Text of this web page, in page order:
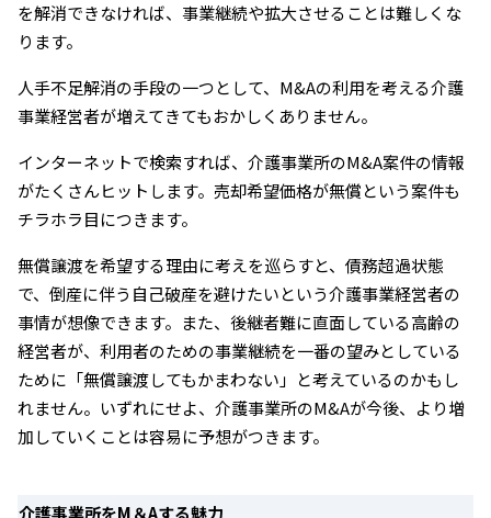
を解消できなければ、事業継続や拡大させることは難しくな
ります。
人手不足解消の手段の一つとして、M&Aの利用を考える介護
事業経営者が増えてきてもおかしくありません。
インターネットで検索すれば、介護事業所のM&A案件の情報
がたくさんヒットします。売却希望価格が無償という案件も
チラホラ目につきます。
無償譲渡を希望する理由に考えを巡らすと、債務超過状態
で、倒産に伴う自己破産を避けたいという介護事業経営者の
事情が想像できます。また、後継者難に直面している高齢の
経営者が、利用者のための事業継続を一番の望みとしている
ために「無償譲渡してもかまわない」と考えているのかもし
れません。いずれにせよ、介護事業所のM&Aが今後、より増
加していくことは容易に予想がつきます。
介護事業所をM＆Aする魅力